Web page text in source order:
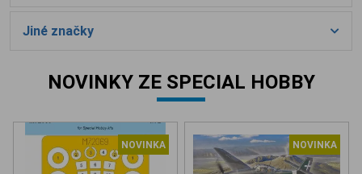
Jiné značky
NOVINKY ZE SPECIAL HOBBY
NOVINKA NOVINKA